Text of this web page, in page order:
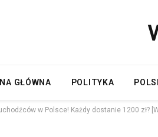
GŁÓWNA POLITYKA
w Polsce! Każdy dostanie 1200 zł?